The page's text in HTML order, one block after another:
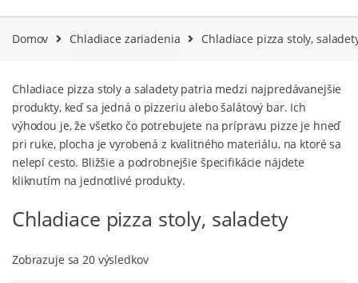
Domov Chladiace zariadenia Chladiace pizza stoly,
Chladiace pizza stoly a saladety patria medzi najpredávanejšie
produkty, keď sa jedná o pizzeriu alebo šalátový bar. Ich
výhodou je, že všetko čo potrebujete na prípravu pizze je hneď
pri ruke, plocha je vyrobená z kvalitného materiálu, na ktoré sa
nelepí cesto. Bližšie a podrobnejšie špecifikácie nájdete
kliknutím na jednotlivé produkty.
Chladiace pizza stoly, saladety
Zobrazuje sa 20 výsledkovZoradené